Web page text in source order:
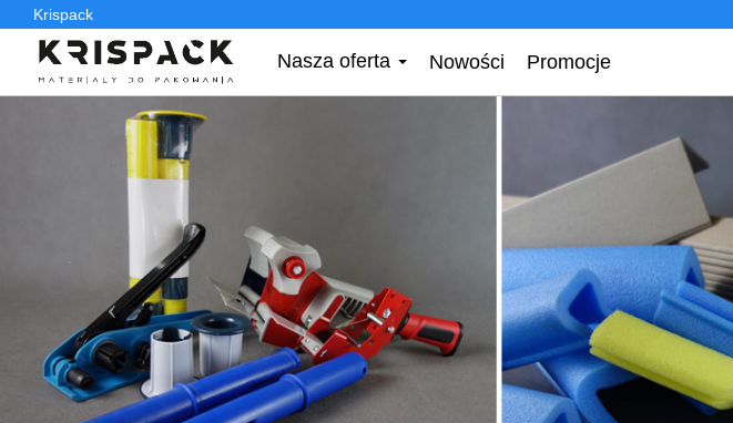
Krispack
Nasza oferta Nowości Promocje